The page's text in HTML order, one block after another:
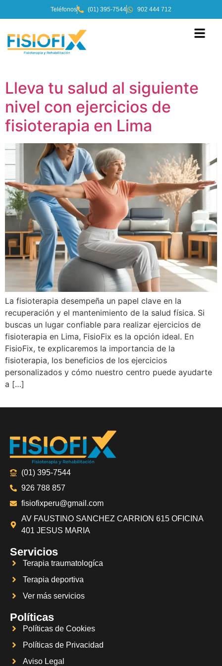
Teléfonos (01) 395-7544 902 444 712
Lleva tu salud al siguiente
nivel con ejercicios de
fisioterapia en Lima
La fisioterapia desempeña un papel clave en la
recuperación y el mantenimiento de la salud física. Si
buscas un lugar confiable para realizar ejercicios de
fisioterapia en Lima, FisioFix es la opción ideal. En
FisioFix, te explicaremos la importancia de la
fisioterapia, los beneficios de los ejercicios
personalizados y cómo nuestro centro puede ayudarte
a […]
(01) 395-7544
926 788 857
fisiofixperu@gmail.com
AV FAUSTINO SANCHEZ CARRION 615 OFICINA
401 JESUS MARIA
Servicios
Terapia traumatologíca
Terapia deportiva
Ver más servicios
Políticas
Políticas de Cookies
Políticas de Privacidad
Aviso Legal